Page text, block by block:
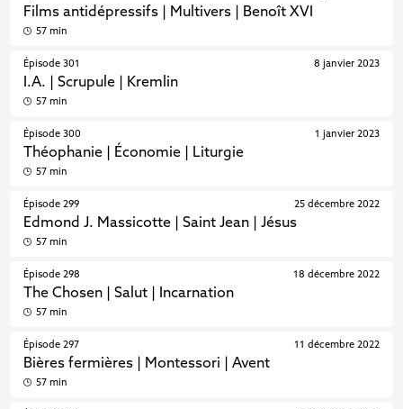
Films antidépressifs | Multivers | Benoît XVI
57 min
Épisode 301
I.A. | Scrupule | Kremlin
8 janvier 2023
57 min
Épisode 300
Théophanie | Économie | Liturgie
1 janvier 2023
57 min
Épisode 299
Edmond J. Massicotte | Saint Jean | Jésus
25 décembre 2022
57 min
Épisode 298
The Chosen | Salut | Incarnation
18 décembre 2022
57 min
Épisode 297
Bières fermières | Montessori | Avent
11 décembre 2022
57 min